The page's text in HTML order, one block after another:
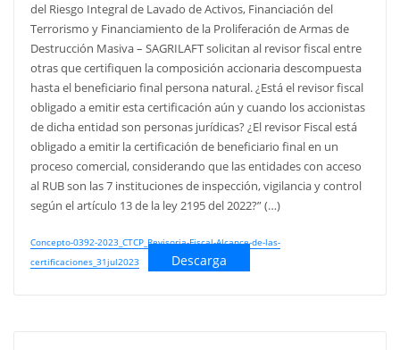
del Riesgo Integral de Lavado de Activos, Financiación del
Terrorismo y Financiamiento de la Proliferación de Armas de
Destrucción Masiva – SAGRILAFT solicitan al revisor fiscal entre
otras que certifiquen la composición accionaria descompuesta
hasta el beneficiario final persona natural. ¿Está el revisor fiscal
obligado a emitir esta certificación aún y cuando los accionistas
de dicha entidad son personas jurídicas? ¿El revisor Fiscal está
obligado a emitir la certificación de beneficiario final en un
proceso comercial, considerando que las entidades con acceso
al RUB son las 7 instituciones de inspección, vigilancia y control
según el artículo 13 de la ley 2195 del 2022?” (…)
Concepto-0392-2023_CTCP_Revisoria-Fiscal-Alcance-de-las-
certificaciones_31jul2023
Descarga